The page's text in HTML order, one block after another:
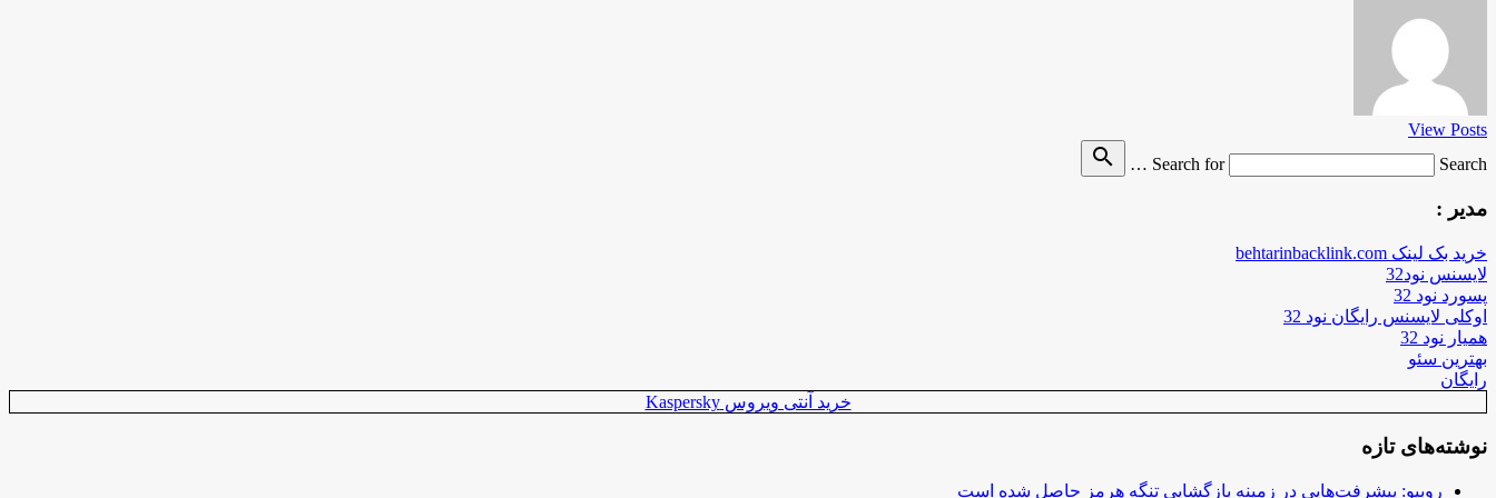
View Posts
Search for
Search …
search
مدیر :
خرید بک لینک behtarinbacklink.com
لایسنس نود32
پسورد نود 32
اوکلی لایسنس رایگان نود 32
همیار نود 32
بهترین سئو
رایگان
خرید آنتی ویروس Kaspersky
نوشته‌های تازه
روبیو: پیشرفت‌هایی در زمینه بازگشایی تنگه هرمز حاصل شده است